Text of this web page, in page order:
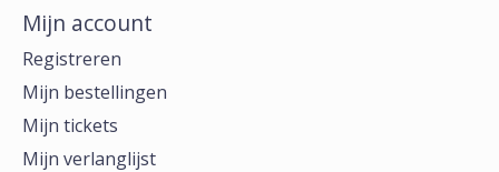
Mijn account
Registreren
Mijn bestellingen
Mijn tickets
Mijn verlanglijst